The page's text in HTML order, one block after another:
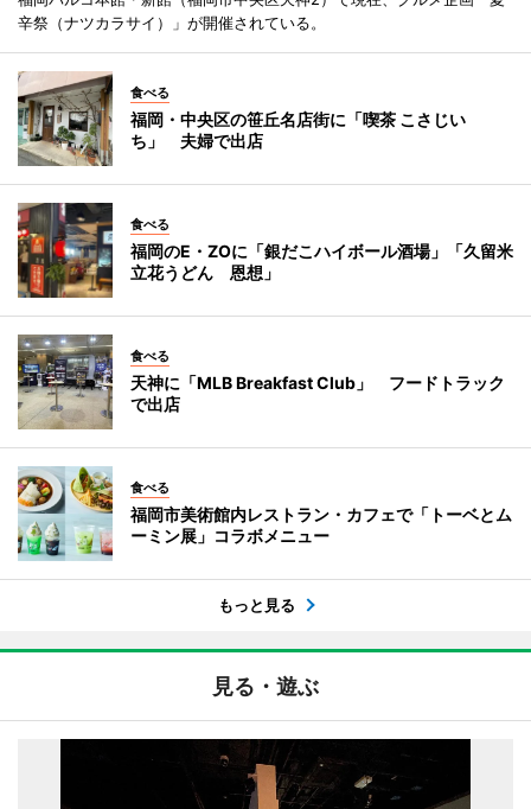
辛祭（ナツカラサイ）」が開催されている。
食べる
福岡・中央区の笹丘名店街に「喫茶 こさじい
ち」 夫婦で出店
食べる
福岡のE・ZOに「銀だこハイボール酒場」「久留米
立花うどん 恩想」
食べる
天神に「MLB Breakfast Club」 フードトラック
で出店
食べる
福岡市美術館内レストラン・カフェで「トーベとム
ーミン展」コラボメニュー
もっと見る
見る・遊ぶ